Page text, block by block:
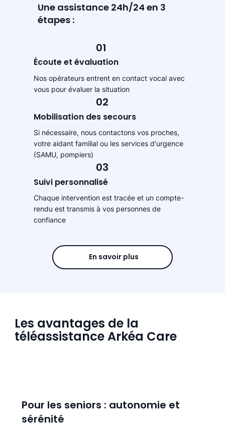
Les avantages de la
téléassistance Arkéa Care
Pour les seniors : autonomie et
sérénité
Une assistance 24h/24 en 3
étapes :
01
Écoute et évaluation
Nos opérateurs entrent en contact vocal avec
vous pour évaluer la situation
02
Mobilisation des secours
Si nécessaire, nous contactons vos proches,
votre aidant familial ou les services d'urgence
(SAMU, pompiers)
03
Suivi personnalisé
Chaque intervention est tracée et un compte-
rendu est transmis à vos personnes de
confiance
En savoir plus